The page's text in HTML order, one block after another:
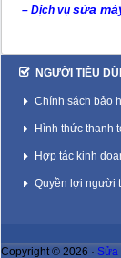
– Dịch vụ sửa
NGƯỜI TIÊU
Chính sách bảo
Hình thức thanh
Hợp tác kinh
Quyền lợi người
Copyright © 2026 · Sửa